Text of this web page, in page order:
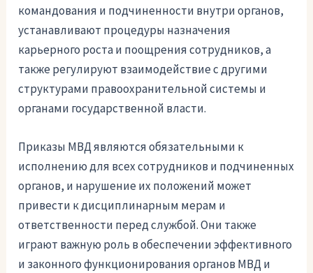
командования и подчиненности внутри органов,
устанавливают процедуры назначения
карьерного роста и поощрения сотрудников, а
также регулируют взаимодействие с другими
структурами правоохранительной системы и
органами государственной власти.
Приказы МВД являются обязательными к
исполнению для всех сотрудников и подчиненных
органов, и нарушение их положений может
привести к дисциплинарным мерам и
ответственности перед службой. Они также
играют важную роль в обеспечении эффективного
и законного функционирования органов МВД и